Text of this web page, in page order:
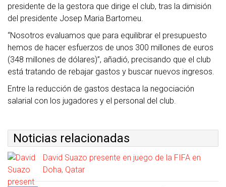
presidente de la gestora que dirige el club, tras la dimisión
del presidente Josep Maria Bartomeu.
“Nosotros evaluamos que para equilibrar el presupuesto
hemos de hacer esfuerzos de unos 300 millones de euros
(348 millones de dólares)”, añadió, precisando que el club
está tratando de rebajar gastos y buscar nuevos ingresos.
Entre la reducción de gastos destaca la negociación
salarial con los jugadores y el personal del club.
Noticias relacionadas
David Suazo presente en juego de la FIFA en
Doha, Qatar